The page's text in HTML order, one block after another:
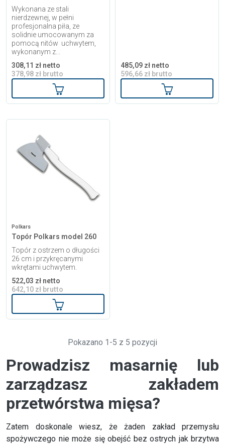
Wykonana ze stali
nierdzewnej, w pełni
profesjonalna piła, ze
solidnie umocowanym za
pomocą nitów uchwytem,
wykonanym z...
308,11 zł netto
378,98 zł brutto
Dodaj do koszyka
485,09 zł netto
596,66 zł brutto
Dodaj do
Polkars
Topór Polkars model 260
Topór z ostrzem o długości
26 cm i przykręcanymi
wkrętami uchwytem.
522,03 zł netto
642,10 zł brutto
Dodaj do koszyka
Pokazano 1-5 z 5 pozycji
Prowadzisz masarnię lub
zarządzasz zakładem
przetwórstwa mięsa?
Zatem doskonale wiesz, że żaden zakład przemysłu
spożywczego nie może się obejść bez ostrych jak brzytwa